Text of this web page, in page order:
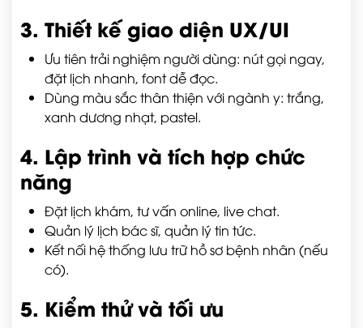
3. Thiết kế giao diện UX/UI
Ưu tiên trải nghiệm người dùng: nút gọi ngay,
đặt lịch nhanh, font dễ đọc.
Dùng màu sắc thân thiện với ngành y: trắng,
xanh dương nhạt, pastel.
4. Lập trình và tích hợp chức
năng
Đặt lịch khám, tư vấn online, live chat.
Quản lý lịch bác sĩ, quản lý tin tức.
Kết nối hệ thống lưu trữ hồ sơ bệnh nhân (nếu
có).
5. Kiểm thử và tối ưu